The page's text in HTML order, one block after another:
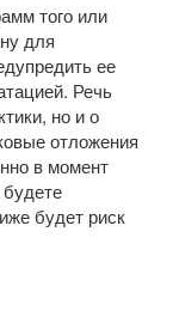
того или
для
ее
Речь
но и о
отложения
в момент
будет риск